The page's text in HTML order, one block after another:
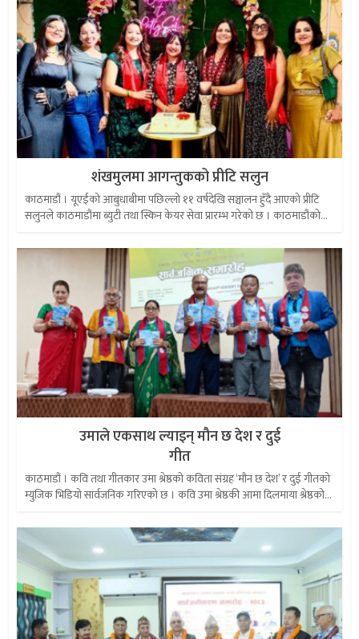
शंखमुलमा आगन्तुकको प्रीटि सलुन
काठमाडौं । यूएईको आबुधाबीमा पछिल्लो ११ वर्षदेखि सञ्चालन हुँदै आएको प्रीटि
सलुनले काठमाडौंमा ब्युटी तथा स्किन केयर सेवा प्रारम्भ गरेको छ । काठमाडौंको...
उमाले एकसाथ ल्याइन् मौन छ देश र दुई
गीत
काठमाडौं । कवि तथा गीतकार उमा श्रेष्ठको कविता संग्रह ‘मौन छ देश’ र दुई गीतको
म्युजिक भिडियो सार्वजनिक गरिएको छ । कवि उमा श्रेष्ठकी आमा दिलमाया श्रेष्ठको...